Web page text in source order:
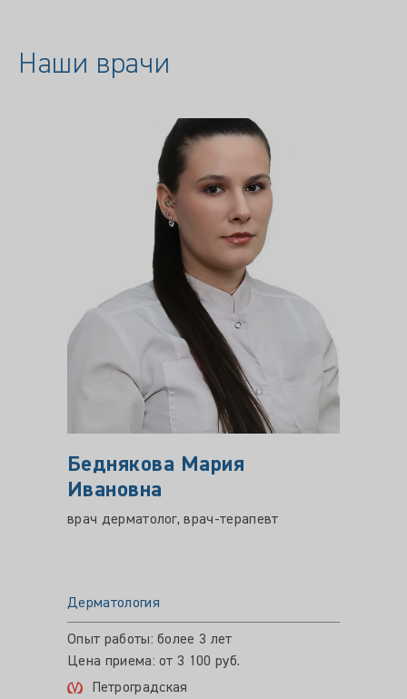
Наши врачи
Беднякова Мария
Ивановна
врач дерматолог, врач-терапевт
Дерматология
Опыт работы: более 3 лет
Цена приема: от 3 100 руб.
Петроградская